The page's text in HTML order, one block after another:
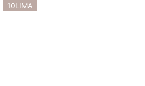
10LIMA